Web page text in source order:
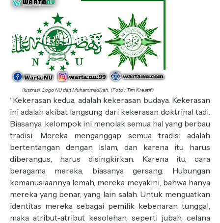
Ilustrasi, Logo NU dan Muhammadiyah, (Foto : Tim Kreatif)
“Kekerasan kedua, adalah kekerasan budaya. Kekerasan
ini adalah akibat langsung dari kekerasan doktrinal tadi.
Biasanya, kelompok ini menolak semua hal yang berbau
tradisi. Mereka menganggap semua tradisi adalah
bertentangan dengan Islam, dan karena itu harus
diberangus, harus disingkirkan. Karena itu, cara
beragama mereka, biasanya gersang. Hubungan
kemanusiaannya lemah, mereka meyakini, bahwa hanya
mereka yang benar, yang lain salah. Untuk menguatkan
identitas mereka sebagai pemilik kebenaran tunggal,
maka atribut-atribut kesolehan, seperti jubah, celana